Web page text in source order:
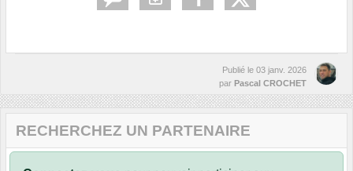
Publié le 03 janv. 2026
par Pascal CROCHET
RECHERCHEZ UN PARTENAIRE